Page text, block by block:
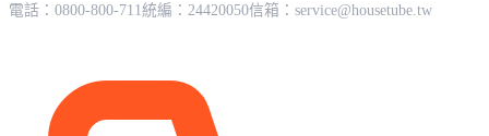
電話：0800-800-711統編：24420050信箱： service@housetube.tw